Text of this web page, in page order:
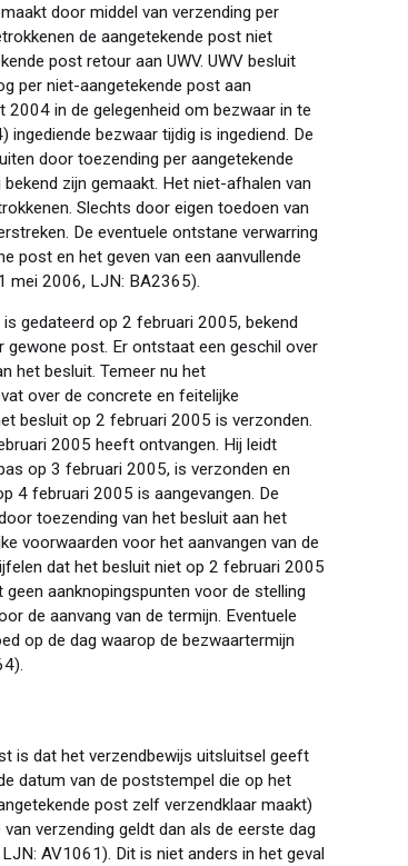
door middel van verzending per
de aangetekende post niet
post retour aan UWV. UWV besluit
per niet-aangetekende post aan
in de gelegenheid om bezwaar in te
bezwaar tijdig is ingediend. De
door toezending per aangetekende
zijn gemaakt. Het niet-afhalen van
Slechts door eigen toedoen van
De eventuele ontstane verwarring
post en het geven van een aanvullende
mei 2006, LJN: BA2365).
gedateerd op 2 februari 2005, bekend
gewone post. Er ontstaat een geschil over
het besluit. Temeer nu het
over de concrete en feitelijke
besluit op 2 februari 2005 is verzonden.
2005 heeft ontvangen. Hij leidt
op 3 februari 2005, is verzonden en
4 februari 2005 is aangevangen. De
toezending van het besluit aan het
voorwaarden voor het aanvangen van de
dat het besluit niet op 2 februari 2005
aanknopingspunten voor de stelling
de aanvang van de termijn. Eventuele
op de dag waarop de bezwaartermijn
is dat het verzendbewijs uitsluitsel geeft
datum van de poststempel die op het
post zelf verzendklaar maakt)
verzending geldt dan als de eerste dag
AV1061). Dit is niet anders in het geval